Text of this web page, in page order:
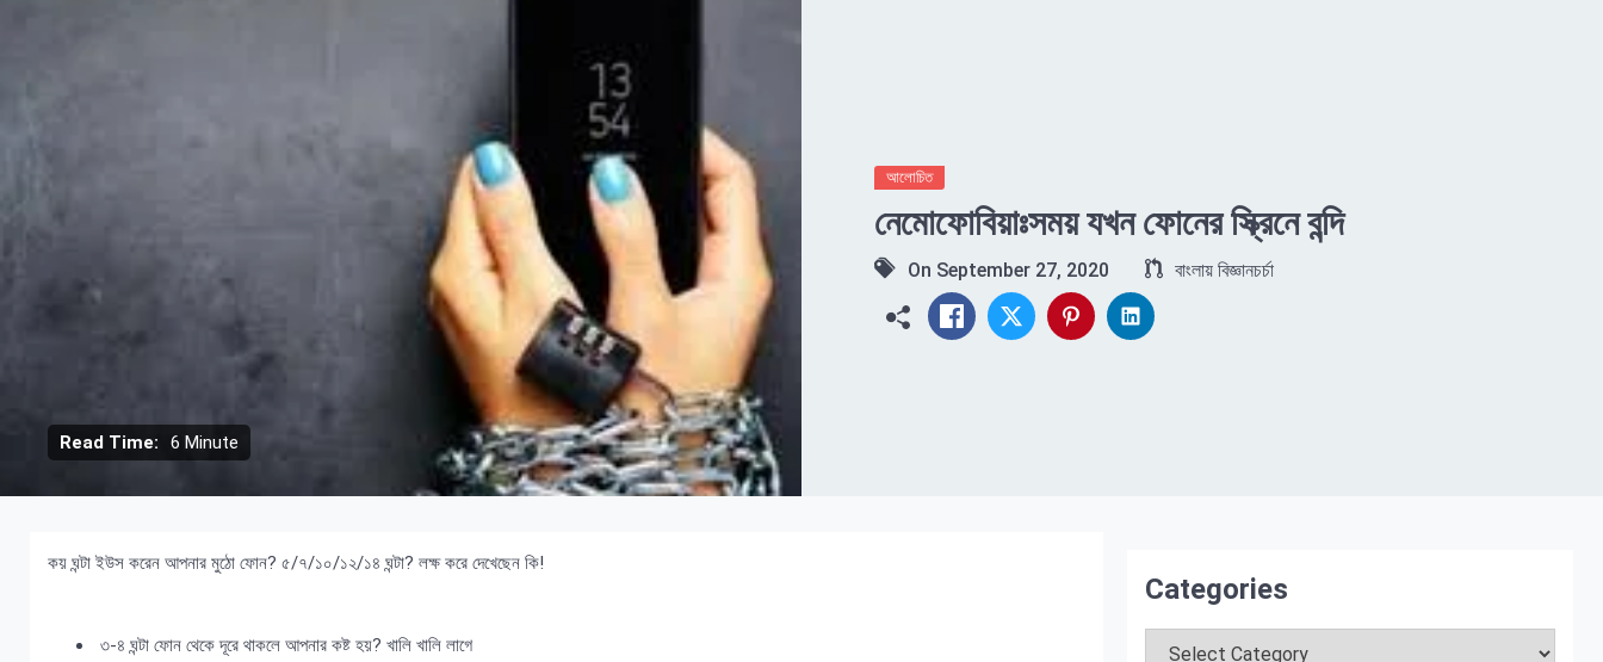
Read Time: 6 Minute
আলোচিত
নেমোফোবিয়াঃসময় যখন ফোনের স্ক্রিনে বন্দি
On September 27, 2020 বাংলায় বিজ্ঞানচর্চা
কয় ঘন্টা ইউস করেন আপনার মুঠো ফোন? ৫/৭/১০/১২/১৪ ঘন্টা? লক্ষ করে দেখেছেন কি!
৩-৪ ঘন্টা ফোন থেকে দূরে থাকলে আপনার কষ্ট হয়? খালি খালি লাগে
Categories